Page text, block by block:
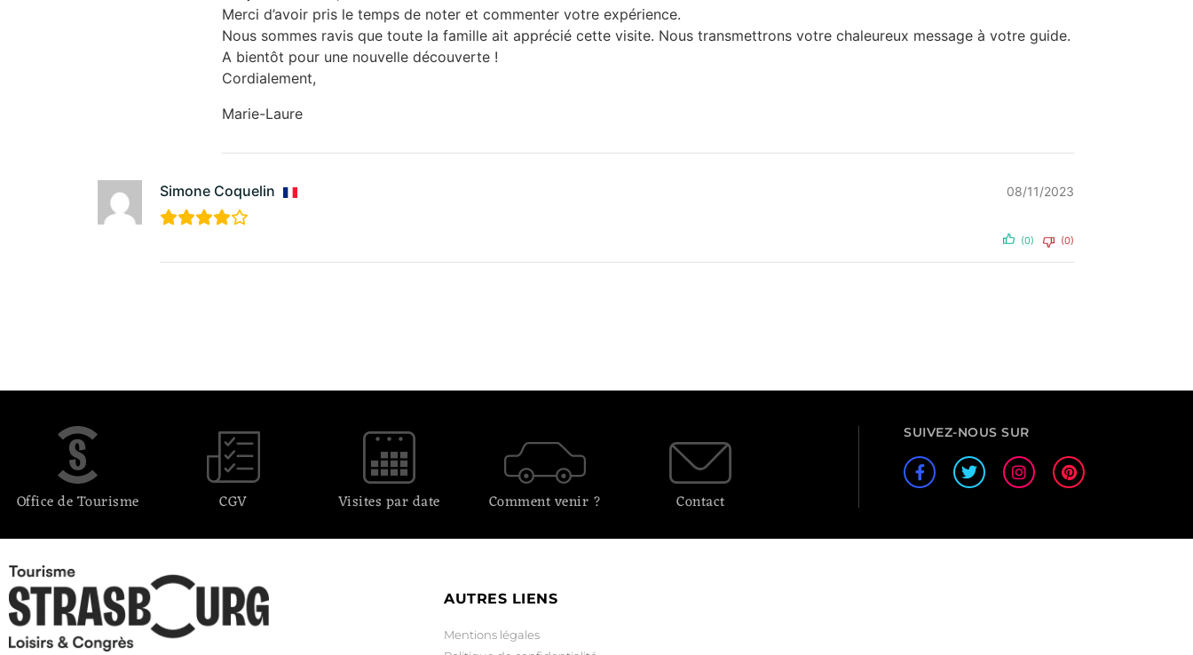
Merci d’avoir pris le temps de noter et commenter votre expérience.
Nous sommes ravis que toute la famille ait apprécié cette visite. Nous transmettrons votre chaleureux message à votre guide.
A bientôt pour une nouvelle découverte !
Cordialement,
Marie-Laure
Simone Coquelin 08/11/2023
(0) (0)
Office de Tourisme CGV Visites par date Comment venir ? Contact
SUIVEZ-NOUS SUR
AUTRES LIENS
Mentions légales